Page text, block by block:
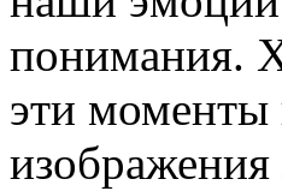
понимания.
эти моменты
изображения